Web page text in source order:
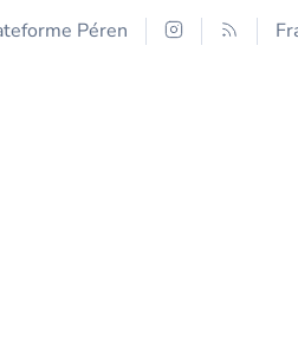
Péren